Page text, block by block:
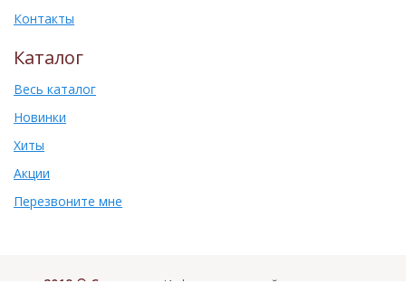
Контакты
Каталог
Весь каталог
Новинки
Хиты
Акции
Перезвоните мне